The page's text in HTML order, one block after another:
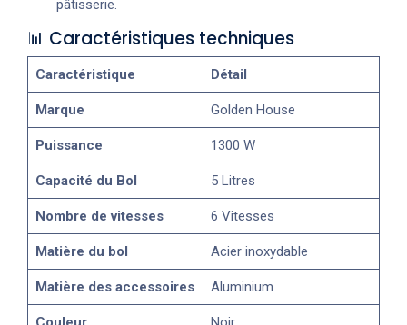
pâtisserie.
📊 Caractéristiques techniques
Caractéristique Détail
Marque Golden House
Puissance 1300 W
Capacité du Bol 5 Litres
Nombre de vitesses 6 Vitesses
Matière du bol Acier inoxydable
Matière des accessoires Aluminium